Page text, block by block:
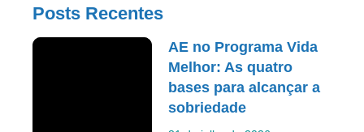
Posts Recentes
AE no Programa Vida
Melhor: As quatro
bases para alcançar a
sobriedade